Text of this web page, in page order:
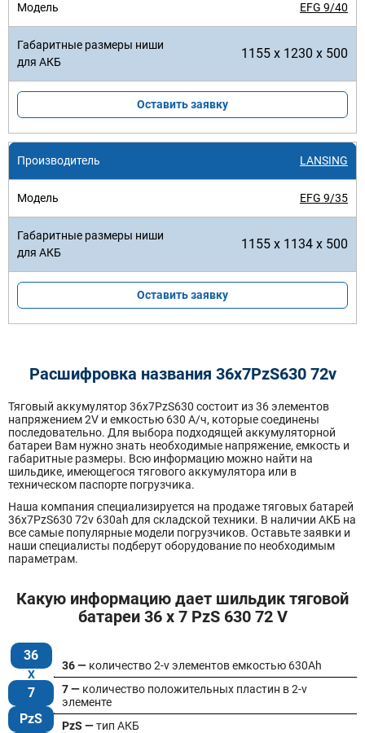
EFG 9/40
1155 x 1230 x 500
Оставить заявку
LANSING
EFG 9/35
1155 x 1134 x 500
Оставить заявку
Расшифровка названия 36х7PzS630 72v
Тяговый аккумулятор 36x7PzS630 состоит из 36 элементов
напряжением 2V и емкостью 630 А/ч, которые соединены
последовательно. Для выбора подходящей аккумуляторной
батареи Вам нужно знать необходимые напряжение, емкость и
габаритные размеры. Всю информацию можно найти на
шильдике, имеющегося тягового аккумулятора или в
техническом паспорте погрузчика.
Наша компания специализируется на продаже тяговых батарей
36х7PzS630 72v 630ah для складской техники. В наличии АКБ на
все самые популярные модели погрузчиков. Оставьте заявки и
наши специалисты подберут оборудование по необходимым
параметрам.
Какую информацию дает шильдик тяговой
батареи 36 x 7 PzS 630 72 V
36
7
PzS
36 — количество 2-v элементов емкостью 630Ah
7 — количество положительных пластин в 2-v
элементе
PzS —тип АКБ